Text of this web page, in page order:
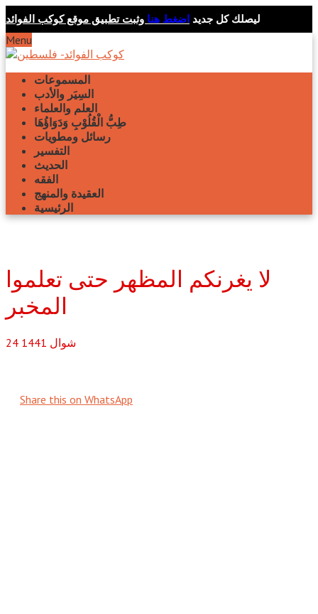
ليصلك كل جديد اضغط هنا وثبت تطبيق موقع كوكب الفوائد
Menu
المسموعات
السِيَر والأدب
العلم والعلماء
طِبُّ الْقُلُوْبِ وَدَوَاؤُهَا
رسائل ومطويات
التفسير
الحديث
الفقه
العقيدة والمنهج
الرئيسية
لا يغرنكم المظهر حتى تعلموا
المخبر
24 شوال 1441
Share this on WhatsApp